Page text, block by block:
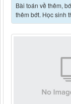
Bài toán về thêm,
thêm bớt. Học sinh